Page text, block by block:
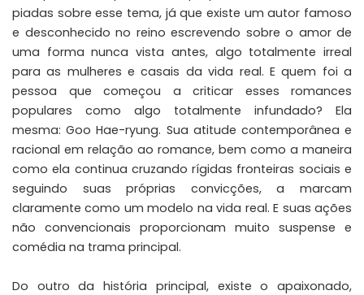
piadas sobre esse tema, já que existe um autor famoso
e desconhecido no reino escrevendo sobre o amor de
uma forma nunca vista antes, algo totalmente irreal
para as mulheres e casais da vida real. E quem foi a
pessoa que começou a criticar esses romances
populares como algo totalmente infundado? Ela
mesma: Goo Hae-ryung. Sua atitude contemporânea e
racional em relação ao romance, bem como a maneira
como ela continua cruzando rígidas fronteiras sociais e
seguindo suas próprias convicções, a marcam
claramente como um modelo na vida real. E suas ações
não convencionais proporcionam muito suspense e
comédia na trama principal.
Do outro da história principal, existe o apaixonado,